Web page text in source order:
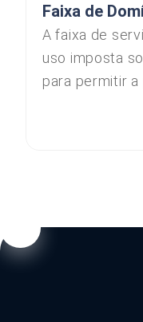
Faixa de
A faixa de
uso imposta
para permitir a